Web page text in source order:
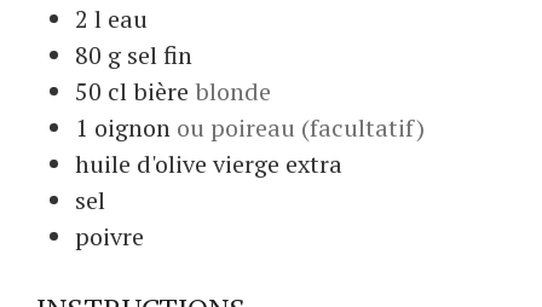
2 l eau
80 g sel fin
50 clbière blonde
1 oignon ou poireau (facultatif)
huile d'olive vierge extra
sel
poivre